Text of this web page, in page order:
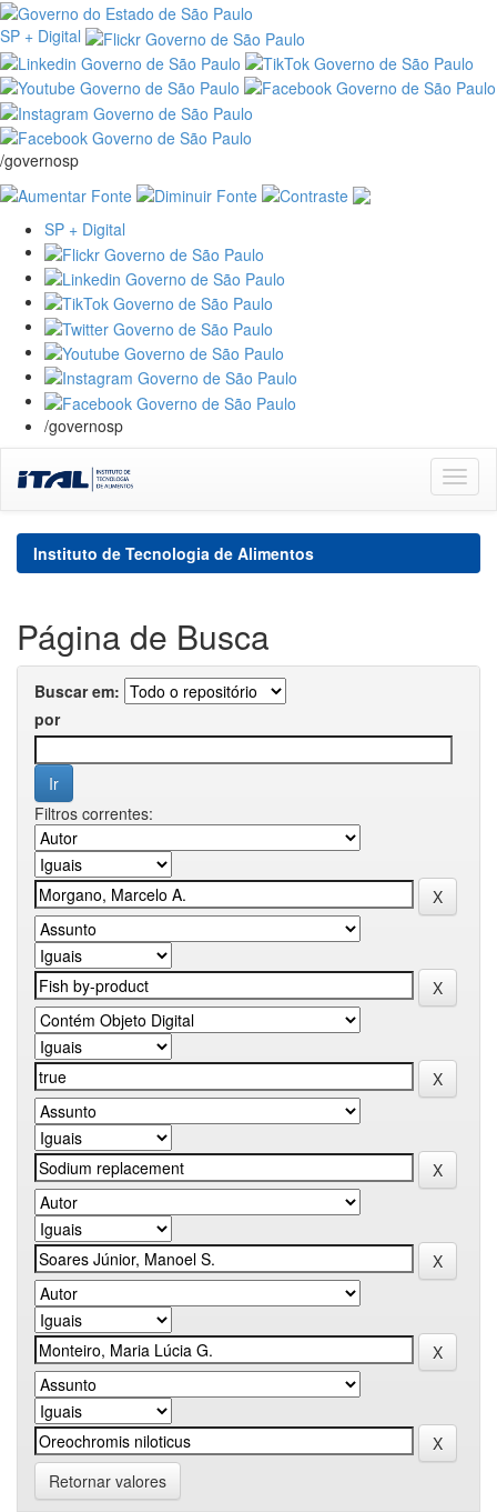
SP + Digital
/governosp
SP + Digital
/governosp
navigation
Instituto de Tecnologia de Alimentos
Página de Busca
Buscar em:
por
Filtros correntes:
Retornar valores